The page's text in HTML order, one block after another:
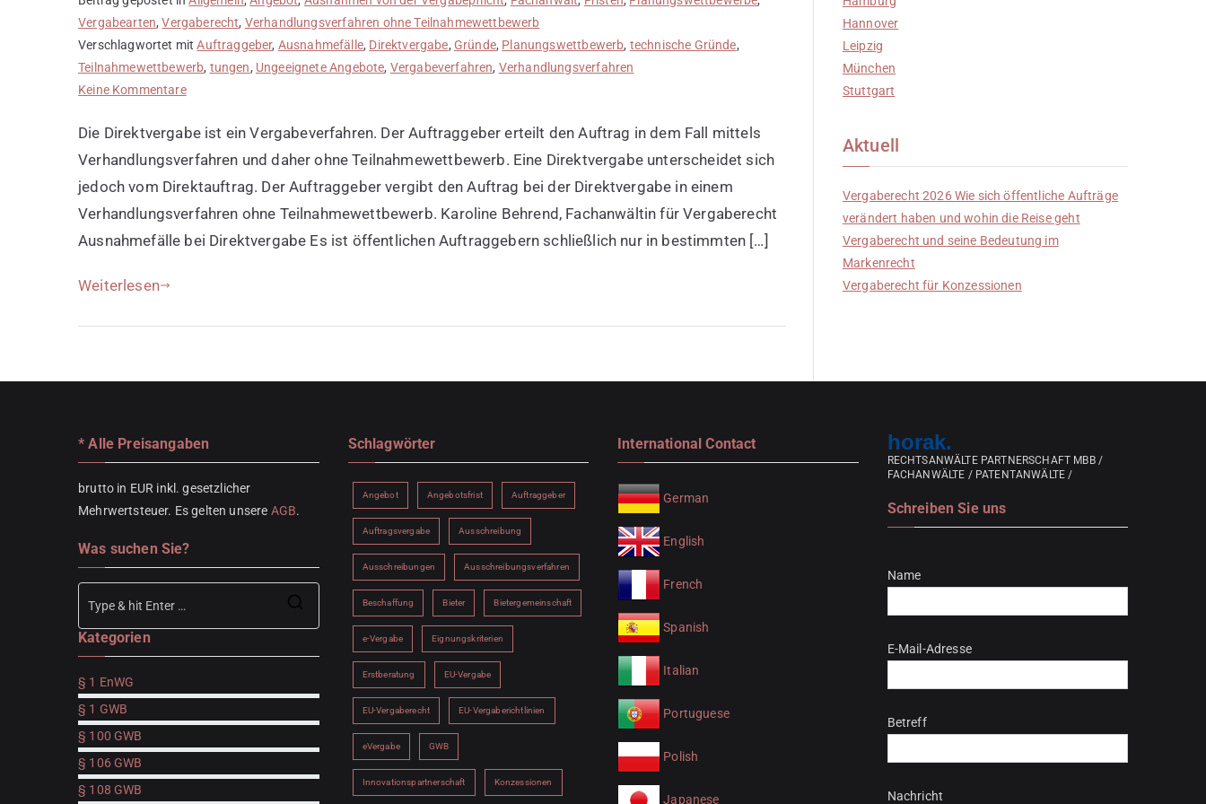
Vergabearten,Vergaberecht, Verhandlungsverfahren ohne Teilnahmewettbewerb
Verschlagwortet mitAuftraggeber, Ausnahmefälle, Direktvergabe, Gründe, Planungswettbewerb, technische Gründe,
Teilnahmewettbewerb, tungen, Ungeeignete Angebote, Vergabeverfahren, Verhandlungsverfahren
Keine Kommentarezu
zur
Direktvergabe
Die Direktvergabe ist ein Vergabeverfahren. Der Auftraggeber erteilt den Auftrag in dem Fall mittels
Verhandlungsverfahren und daher ohne Teilnahmewettbewerb. Eine Direktvergabe unterscheidet sich
jedoch vom Direktauftrag. Der Auftraggeber vergibt den Auftrag bei der Direktvergabe in einem
Verhandlungsverfahren ohne Teilnahmewettbewerb. Karoline Behrend, Fachanwältin für Vergaberecht
Ausnahmefälle bei Direktvergabe Es ist öffentlichen Auftraggebern schließlich nur in bestimmten […]
Weiterlesen
Hannover
Leipzig
München
Stuttgart
Aktuell
Vergaberecht 2026 Wie sich öffentliche Aufträge
verändert haben und wohin die Reise geht
Vergaberecht und seine Bedeutung im
Markenrecht
Vergaberecht für Konzessionen
* Alle Preisangaben
brutto in EUR inkl. gesetzlicher
Mehrwertsteuer. Es gelten unsere AGB.
Was suchen Sie?
Search
Kategorien
§ 1 EnWG
§ 1 GWB
§ 100 GWB
§ 106 GWB
§ 108 GWB
Schlagwörter
Angebot Angebotsfrist Auftraggeber
Auftragsvergabe Ausschreibung
Ausschreibungen Ausschreibungsverfahren
Beschaffung Bieter Bietergemeinschaft
e-Vergabe Eignungskriterien
Erstberatung EU-Vergabe
EU-Vergaberecht EU-Vergaberichtlinien
eVergabe GWB
Innovationspartnerschaft Konzessionen
International Contact
German
English
French
Spanish
Italian
Portuguese
Polish
Japanese
horak.
RECHTSANWÄLTE PARTNERSCHAFT MBB /
FACHANWÄLTE / PATENTANWÄLTE /
Schreiben Sie uns
Name
E-Mail-Adresse
Betreff
Nachricht